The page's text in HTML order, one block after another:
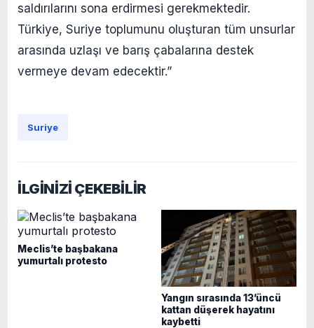
saldırılarını sona erdirmesi gerekmektedir.
Türkiye, Suriye toplumunu oluşturan tüm unsurlar
arasında uzlaşı ve barış çabalarına destek
vermeye devam edecektir.”
Suriye
İLGİNİZİ ÇEKEBİLİR
Meclis’te başbakana
yumurtalı protesto
Yangın sırasında 13’üncü
kattan düşerek hayatını
kaybetti